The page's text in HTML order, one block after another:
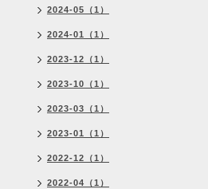
2024-05（1）
2024-01（1）
2023-12（1）
2023-10（1）
2023-03（1）
2023-01（1）
2022-12（1）
2022-04（1）